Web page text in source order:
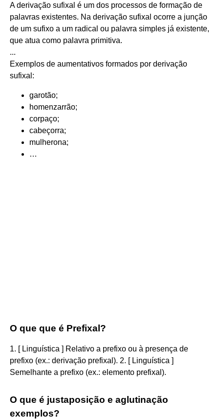
A derivação sufixal é um dos processos de formação de
palavras existentes. Na derivação sufixal ocorre a junção
de um sufixo a um radical ou palavra simples já existente,
que atua como palavra primitiva.
...
Exemplos de aumentativos formados por derivação
sufixal:
garotão;
homenzarrão;
corpaço;
cabeçorra;
mulherona;
…
O que que é Prefixal?
1. [ Linguística ] Relativo a prefixo ou à presença de
prefixo (ex.: derivação prefixal). 2. [ Linguística ]
Semelhante a prefixo (ex.: elemento prefixal).
O que é justaposição e aglutinação
exemplos?